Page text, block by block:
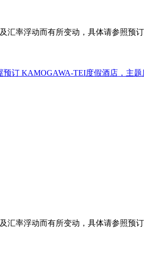
汇率浮动而有所变动，具体请参照预
汇率浮动而有所变动，具体请参照预